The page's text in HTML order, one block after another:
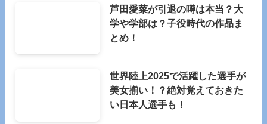
芦田愛菜が引退の噂は本当？大
学や学部は？子役時代の作品ま
とめ！
世界陸上2025で活躍した選手が
美女揃い！？絶対覚えておきた
い日本人選手も！